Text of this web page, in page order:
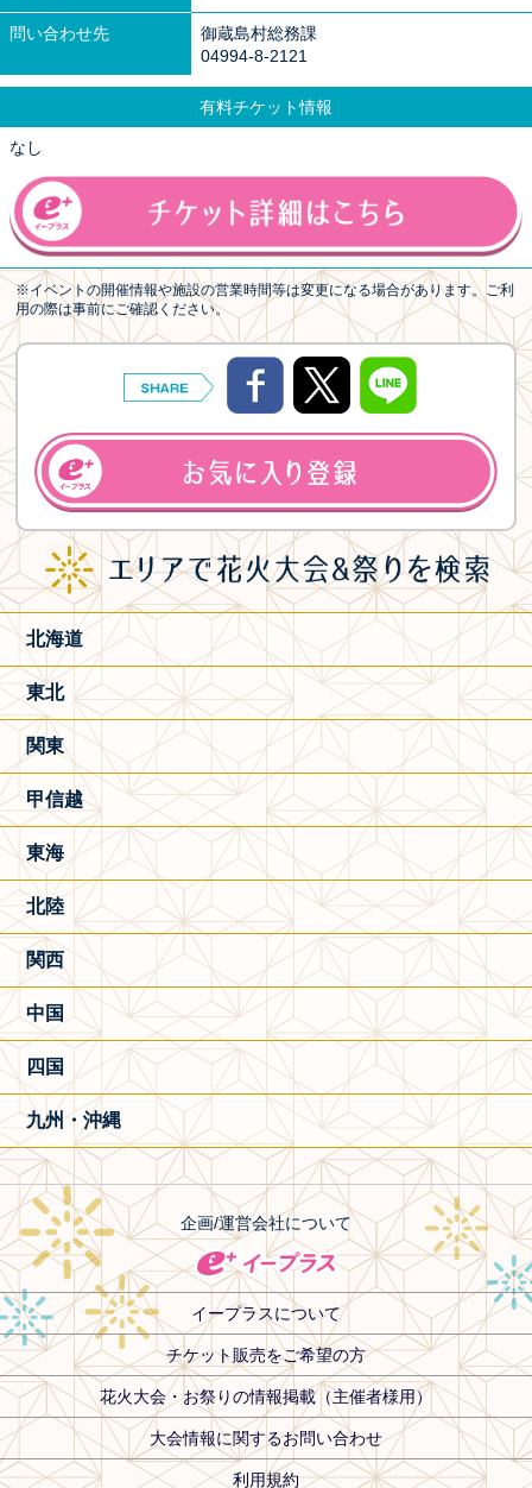
問い合わせ先
御蔵島村総務課
04994-8-2121
有料チケット情報
なし
※イベントの開催情報や施設の営業時間等は変更になる場合があります。ご利
用の際は事前にご確認ください。
北海道
東北
関東
甲信越
東海
北陸
関西
中国
四国
九州・沖縄
企画/運営会社について
イープラスについて
チケット販売をご希望の方
花火大会・お祭りの情報掲載（主催者様用）
大会情報に関するお問い合わせ
利用規約